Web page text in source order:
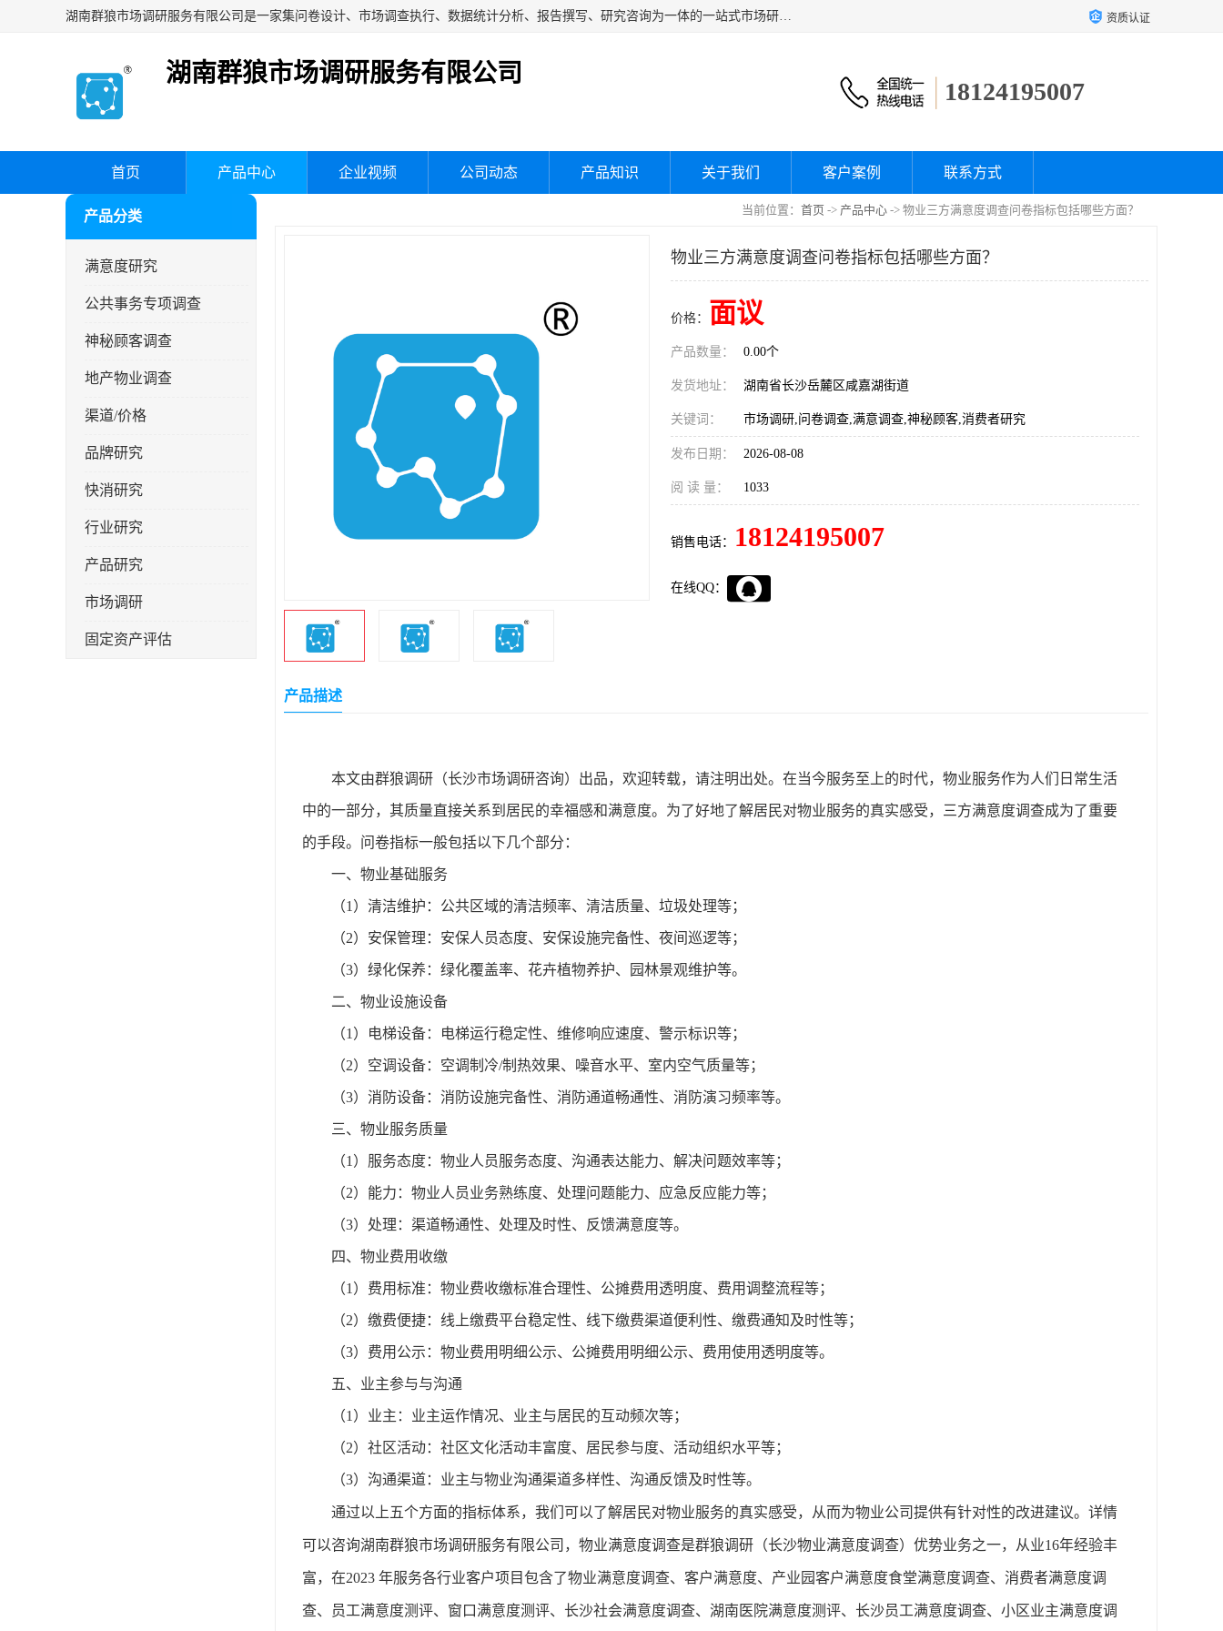
湖南群狼市场调研服务有限公司是一家集问卷设计、市场调查执行、数据统计分析、报告撰写、研究咨询为一体的一站式市场研究服务机构，主要服务：市场调研、三方评估、满意度研究、快消研究、地产物业调查、品牌研究、神秘顾客调查、行业研究、产品研究、公共事务专项调查等。 资质认证
湖南群狼市场调研服务有限公司
18124195007
首页 产品中心 企业视频 公司动态 产品知识 关于我们 客户案例 联系方式
当前位置： 首页 -> 产品中心 -> 物业三方满意度调查问卷指标包括哪些方面？
产品分类
满意度研究
公共事务专项调查
神秘顾客调查
地产物业调查
渠道/价格
品牌研究
快消研究
行业研究
产品研究
市场调研
固定资产评估
物业三方满意度调查问卷指标包括哪些方面？
价格： 面议
产品数量： 0.00个
发货地址： 湖南省长沙岳麓区咸嘉湖街道
关键词： 市场调研,问卷调查,满意调查,神秘顾客,消费者研究
发布日期： 2026-08-08
阅 读 量： 1033
销售电话： 18124195007
在线QQ：
产品描述
本文由群狼调研（长沙市场调研咨询）出品，欢迎转载，请注明出处。 在当今服务至上的时代，物业服务作为人们日常生活
中的一部分，其质量直接关系到居民的幸福感和满意度。为了好地了解居民对物业服务的真实感受，三方满意度调查成为了重要
的手段。问卷指标一般包括以下几个部分：
一、物业基础服务
（1 ） 清洁维护：公共区域的清洁频率、清洁质量、垃圾处理等；
（2） 安保管理：安保人员态度、安保设施完备性、夜间巡逻等；
（3） 绿化保养：绿化覆盖率、花卉植物养护、园林景观维护等。
二、物业设施设备
（1 ） 电梯设备：电梯运行稳定性、维修响应速度、警示标识等；
（2） 空调设备：空调制冷/制热效果、噪音水平、室内空气质量等；
（3） 消防设备：消防设施完备性、消防通道畅通性、消防演习频率等。
三、物业服务质量
（1 ） 服务态度：物业人员服务态度、沟通表达能力、解决问题效率等；
（2） 能力：物业人员业务熟练度、处理问题能力、应急反应能力等；
（3） 处理：渠道畅通性、处理及时性、反馈满意度等。
四、物业费用收缴
（1 ） 费用标准：物业费收缴标准合理性、公摊费用透明度、费用调整流程等；
（2） 缴费便捷：线上缴费平台稳定性、线下缴费渠道便利性、缴费通知及时性等；
（3） 费用公示：物业费用明细公示、公摊费用明细公示、费用使用透明度等。
五、业主参与与沟通
（1 ） 业主：业主运作情况、业主与居民的互动频次等；
（2） 社区活动：社区文化活动丰富度、居民参与度、活动组织水平等；
（3） 沟通渠道：业主与物业沟通渠道多样性、沟通反馈及时性等。
通过以上五个方面的指标体系，我们可以了解居民对物业服务的真实感受，从而为物业公司提供有针对性的改进建议。 详情
可以咨询湖南群狼市场调研服务有限公司，物业满意度调查是群狼调研 （长沙物业满意度调查） 优势业务之一，从业16年经验丰
富， 在2023 年服务各行业客户项目包含了物业满意度调查、客户满意度、产业园客户满意度食堂满意度调查、消费者满意度调
查、员工满意度测评、窗口满意度测评、长沙社会满意度调查、湖南医院满意度测评、长沙员工满意度调查、小区业主满意度调